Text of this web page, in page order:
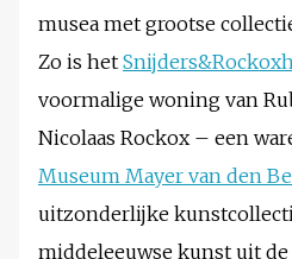
musea met grootse
Zo is het
voormalige woning van
Nicolaas Rockox – een
Museum Mayer van den
uitzonderlijke
middeleeuwse kunst uit